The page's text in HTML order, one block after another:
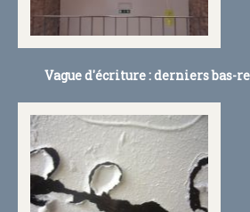
Vague d'écriture : derniers bas-